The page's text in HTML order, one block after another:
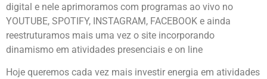
digital e nele aprimoramos com programas ao vivo no
YOUTUBE, SPOTIFY, INSTAGRAM, FACEBOOK e ainda
reestruturamos mais uma vez o site incorporando
dinamismo em atividades presenciais e on line
Hoje queremos cada vez mais investir energia em atividades